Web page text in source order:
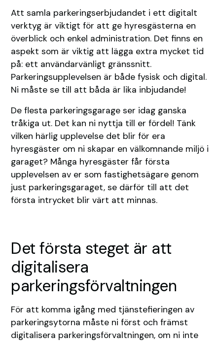
Att samla parkeringserbjudandet i ett digitalt
verktyg är viktigt för att ge hyresgästerna en
överblick och enkel administration. Det finns en
aspekt som är viktig att lägga extra mycket tid
på: ett användarvänligt gränssnitt.
Parkeringsupplevelsen är både fysisk och digital.
Ni måste se till att båda är lika inbjudande!
De flesta parkeringsgarage ser idag ganska
tråkiga ut. Det kan ni nyttja till er fördel! Tänk
vilken härlig upplevelse det blir för era
hyresgäster om ni skapar en välkomnande miljö i
garaget? Många hyresgäster får första
upplevelsen av er som fastighetsägare genom
just parkeringsgaraget, se därför till att det
första intrycket blir värt att minnas.
Det första steget är att
digitalisera
parkeringsförvaltningen
För att komma igång med tjänstefieringen av
parkeringsytorna måste ni först och främst
digitalisera parkeringsförvaltningen, om ni inte